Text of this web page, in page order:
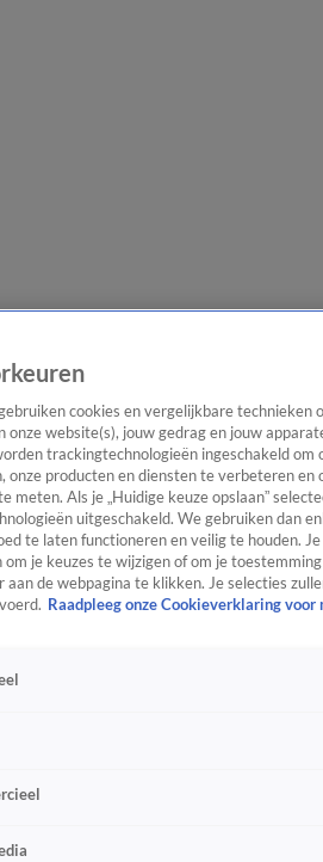
cookies en vergelijkbare technieken
onze website(s), jouw gedrag en jouw
trackingtechnologieën ingeschakeld
onze producten en diensten te verbeteren en
meten. Als je „Huidige keuze opslaan”
uitgeschakeld. We gebruiken dan
te laten functioneren en veilig te houden.
om je keuzes te wijzigen of om je
de webpagina te klikken. Je selecties
Raadpleeg onze Cookieverklaring